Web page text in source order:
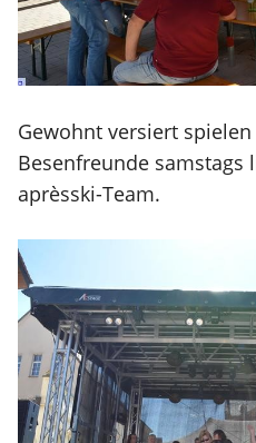
Gewohnt versiert
Besenfreunde samstags
aprèsski-Team.